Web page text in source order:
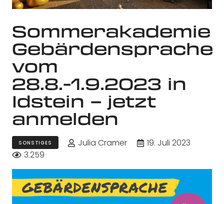
Sommerakademie
Gebärdensprache
vom
28.8.-1.9.2023 in
Idstein – jetzt
anmelden
SONSTIGES Julia Cramer
19. Juli 2023
3.259